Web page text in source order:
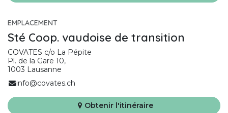
EMPLACEMENT
Sté Coop. vaudoise de transition
COVATES c/o La Pépite
Pl. de la Gare 10,
1003 Lausanne
info@covates.ch
Obtenir l'itinéraire